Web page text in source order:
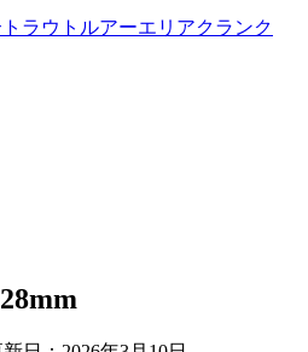
トラウトルアーエリアクランク